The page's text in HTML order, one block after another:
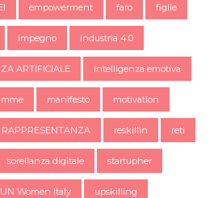
empowerment faro figlie
impegno industria 4.0
ARTIFICIALE intelligenza emotiva
manifesto motivation
RAPPRESENTANZA reskillin reti
sorellanza digitale startupher
UN Women Italy upskilling